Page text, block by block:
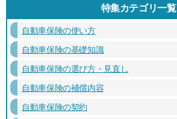
特集カテゴリ一覧
自動車保険の使い方
自動車保険の基礎知識
自動車保険の選び方・見直し
自動車保険の補償内容
自動車保険の契約